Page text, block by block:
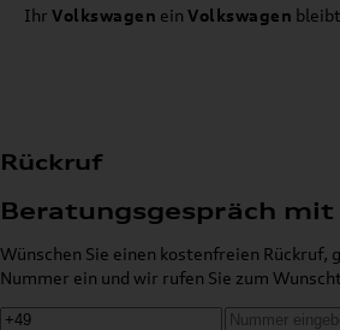
Ihr Volkswagen ein Volkswagen
Rückruf
Beratungsgespräch
Wünschen Sie einen kostenfreien Rückruf,
Nummer ein und wir rufen Sie zum